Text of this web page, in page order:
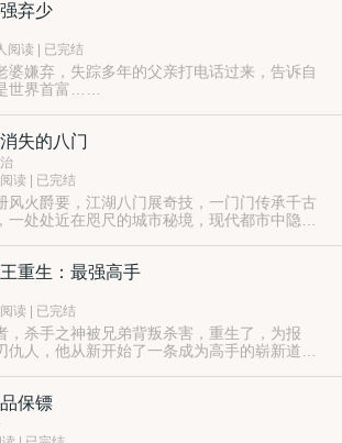
弃少
阅读 | 已完结
婆嫌弃，失踪多年的父亲打电话过来，告诉自
世界首富……
失的八门
读 | 已完结
风火爵要，江湖八门展奇技，一门门传承千古
一处处近在咫尺的城市秘境，现代都市中隐藏
重生：最强高手
读 | 已完结
，杀手之神被兄弟背叛杀害，重生了，为报
仇人，他从新开始了一条成为高手的崭新道
下，感觉超爽，大伙赶紧去网易游戏频道下载
保镖